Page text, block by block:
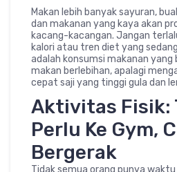
Makan lebih banyak sayuran,
dan makanan yang kaya akan
kacang-kacangan. Jangan
kalori atau tren diet yang
adalah konsumsi makanan yang
makan berlebihan, apalagi
cepat saji yang tinggi gula dan
Aktivitas Fisik:
Perlu Ke Gym,
Bergerak
Tidak semua orang punya